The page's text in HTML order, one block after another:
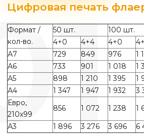
Цифровая печать
Формат /
кол-во.
50 шт. 100 шт.
4+0
4+4 4+0
А7
729 849 976 1
А6
733 901 1 018 1
А5
898 1 210 1 395 1
А4
1 347 1 947 1 932 3
Евро,
210х99
856 1 072 1 238 1
А3
1 896 3 276 3 696 6